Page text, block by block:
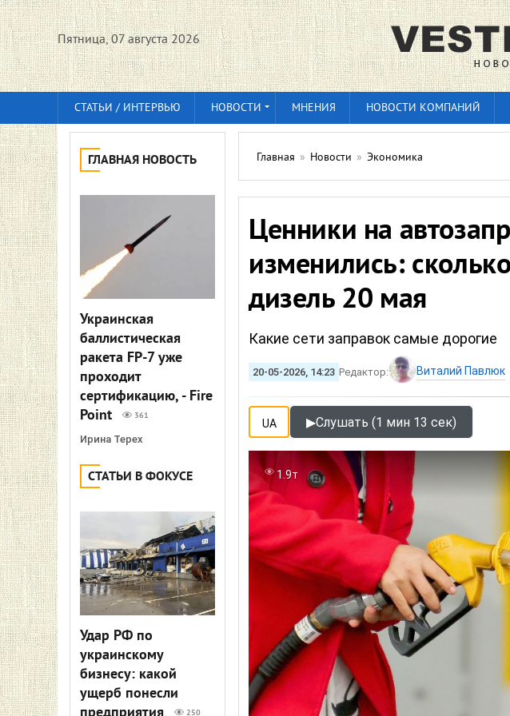
Пятница, 07 августа 2026
СТАТЬИ / ИНТЕРВЬЮ НОВОСТИ МНЕНИЯ НОВОСТИ КОМПАНИЙ
ГЛАВНАЯ НОВОСТЬ
Украинская
баллистическая
ракета FP-7 уже
проходит
сертификацию, - Fire
Point
361
Ирина Терех
СТАТЬИ В ФОКУСЕ
Удар РФ по
украинскому
бизнесу: какой
ущерб понесли
250
Главная » Новости » Экономика
Ценники на
изменились:
дизель 20 мая
Какие сети заправок самые дорогие
20-05-2026, 14:23 Редактор: Виталий Павлюк
UA ▶Слушать (1 мин 13 сек)
1.9т